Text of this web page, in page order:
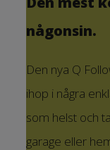
någonsin.
Den nya Q
ihop i några
som helst och
garage eller